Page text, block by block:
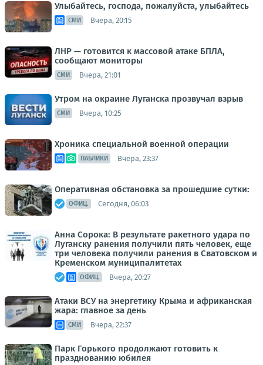
Улыбайтесь, господа, пожалуйста, улыбайтесь
СМИ Вчера, 20:15
ЛНР — готовится к массовой атаке БПЛА,
сообщают мониторы
СМИ Вчера, 21:01
Утром на окраине Луганска прозвучал взрыв
СМИ Вчера, 10:25
Хроника специальной военной операции
ПАБЛИКИ Вчера, 23:37
Оперативная обстановка за прошедшие сутки:
ОФИЦ. Сегодня, 06:03
Анна Сорока: В результате ракетного удара по
Луганску ранения получили пять человек, еще
три человека получили ранения в Сватовском и
Кременском муниципалитетах
ОФИЦ. Вчера, 20:27
Атаки ВСУ на энергетику Крыма и африканская
жара: главное за день
СМИ Вчера, 22:37
Парк Горького продолжают готовить к
празднованию юбилея